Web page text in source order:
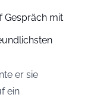
Gespräch mit
er sie
ein